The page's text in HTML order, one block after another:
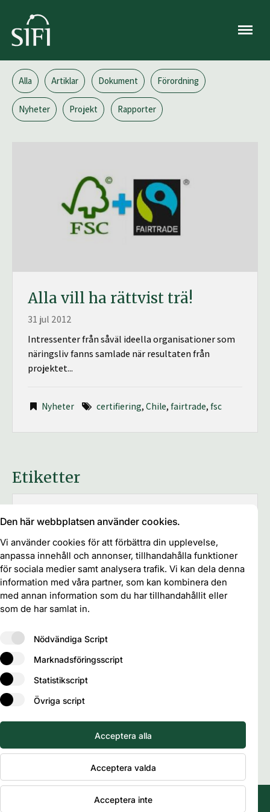
Meny
Alla Artiklar Dokument Förordning
Nyheter Projekt Rapporter
Alla vill ha rättvist trä!
31 jul 2012
Intressenter från såväl ideella organisationer som
näringsliv fanns samlade när resultaten från
projektet...
Nyheter certifiering, Chile, fairtrade, fsc
Etiketter
Afrika AgroforestryAsien Brasilien
och ägandefrågorcertifieringChile EU
EuropaFAOFibre and FuelFinlandFood
FörvaltningGlobaltgovernance
IndustriIUFROKanadaKinaKlimat
Kompetensutveckling
MegatrendsMellanöstern
NationelltNordafrika
Skogspolicy
Utbildning & Forskning
Utvecklingsarbete Vatten
Den här webbplatsen använder cookies.
Vi använder cookies för att förbättra din upplevelse,
anpassa innehåll och annonser, tillhandahålla funktioner
för sociala medier samt analysera trafik. Vi kan dela denna
information med våra partner, som kan kombinera den
med annan information som du har tillhandahållit eller
som de har samlat in.
Nödvändiga Script
Marknadsföringsscript
Statistikscript
Övriga script
Acceptera alla
Acceptera valda
Acceptera inte